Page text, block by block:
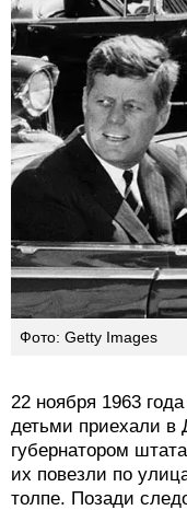
Фото: Getty Images
22 ноября 1963
детьми приехали в
губернатором
их повезли по
толпе. Позади